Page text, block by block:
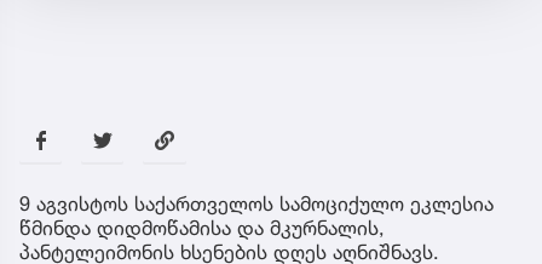
9 აგვისტოს საქართველოს სამოციქულო ეკლესია
წმინდა დიდმოწამისა და მკურნალის,
პანტელეიმონის ხსენების დღეს აღნიშნავს.